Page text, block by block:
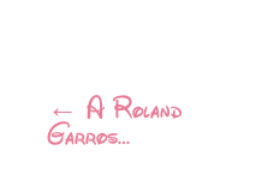
Navigation
Article
← A Roland
Garros…